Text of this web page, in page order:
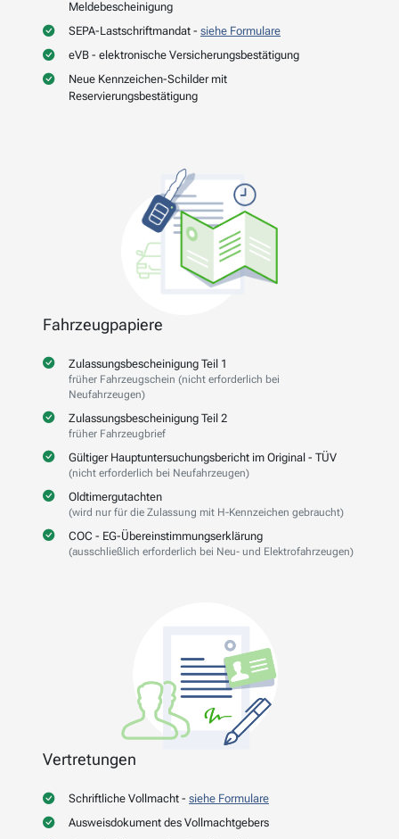
Meldebescheinigung
SEPA-Lastschriftmandat - siehe Formulare
eVB - elektronische Versicherungsbestätigung
Neue Kennzeichen-Schilder mit
Reservierungsbestätigung
Fahrzeugpapiere
Zulassungsbescheinigung Teil 1
früher Fahrzeugschein (nicht erforderlich bei
Neufahrzeugen)
Zulassungsbescheinigung Teil 2
früher Fahrzeugbrief
Gültiger Hauptuntersuchungsbericht im Original - TÜV
(nicht erforderlich bei Neufahrzeugen)
Oldtimergutachten
(wird nur für die Zulassung mit H-Kennzeichen gebraucht)
COC - EG-Übereinstimmungserklärung
(ausschließlich erforderlich bei Neu- und Elektrofahrzeugen)
Vertretungen
Schriftliche Vollmacht - siehe Formulare
Ausweisdokument des Vollmachtgebers